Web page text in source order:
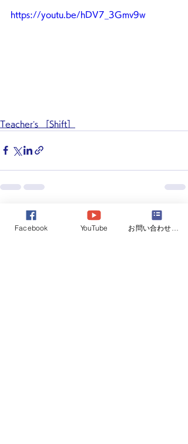
https://youtu.be/hDV7_3Gmv9w
Teacher’s ［Shift］
最新記事 すべて表示
Facebook YouTube